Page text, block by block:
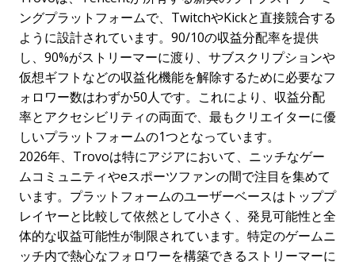
ングプラットフォームで、TwitchやKickと直接競合する
ように設計されています。90/10の収益分配率を提供
し、90%がストリーマーに渡り、サブスクリプションや
仮想ギフトなどの収益化機能を解除するために必要なフ
ォロワー数はわずか50人です。これにより、収益分配
率とアクセシビリティの両面で、最もクリエイターに優
しいプラットフォームの1つとなっています。
2026年、Trovoは特にアジアにおいて、ニッチなゲー
ムコミュニティやeスポーツファンの間で注目を集めて
います。プラットフォームのユーザーベースはトッププ
レイヤーと比較して依然として小さく、発見可能性と全
体的な収益可能性が制限されています。特定のゲームニ
ッチ内で熱心なフォロワーを構築できるストリーマーに